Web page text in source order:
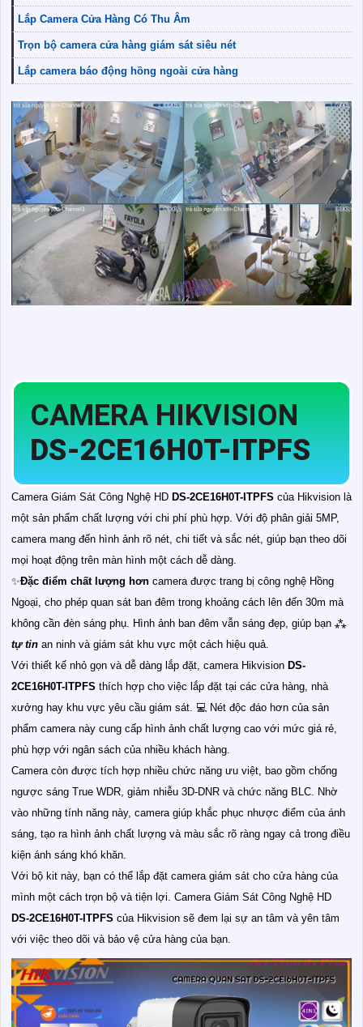
Lắp Camera Cửa Hàng Có Thu Âm
Trọn bộ camera cửa hàng giám sát siêu nét
Lắp camera báo động hồng ngoài cửa hàng
CAMERA HIKVISION
DS-2CE16H0T-ITPFS
Camera Giám Sát Công Nghệ HD DS-2CE16H0T-ITPFS của Hikvision là
một sản phẩm chất lượng với chi phí phù hợp. Với độ phân giải 5MP,
camera mang đến hình ảnh rõ nét, chi tiết và sắc nét, giúp bạn theo dõi
mọi hoạt động trên màn hình một cách dễ dàng.
✨Đặc điểm chất lượng hơn camera được trang bị công nghệ Hồng
Ngoại, cho phép quan sát ban đêm trong khoảng cách lên đến 30m mà
không cần đèn sáng phụ. Hình ảnh ban đêm vẫn sáng đẹp, giúp bạn ⁂
tự tin an ninh và giám sát khu vực một cách hiệu quả.
Với thiết kế nhỏ gọn và dễ dàng lắp đặt, camera Hikvision DS-
2CE16H0T-ITPFS thích hợp cho việc lắp đặt tại các cửa hàng, nhà
xưởng hay khu vực yêu cầu giám sát. 💻 Nét độc đáo hơn của sản
phẩm camera này cung cấp hình ảnh chất lượng cao với mức giá rẻ,
phù hợp với ngân sách của nhiều khách hàng.
Camera còn được tích hợp nhiều chức năng ưu việt, bao gồm chống
ngược sáng True WDR, giảm nhiễu 3D-DNR và chức năng BLC. Nhờ
vào những tính năng này, camera giúp khắc phục nhược điểm của ánh
sáng, tạo ra hình ảnh chất lượng và màu sắc rõ ràng ngay cả trong điều
kiện ánh sáng khó khăn.
Với bộ kit này, bạn có thể lắp đặt camera giám sát cho cửa hàng của
mình một cách trọn bộ và tiện lợi. Camera Giám Sát Công Nghệ HD
DS-2CE16H0T-ITPFS của Hikvision sẽ đem lại sự an tâm và yên tâm
với việc theo dõi và bảo vệ cửa hàng của bạn.